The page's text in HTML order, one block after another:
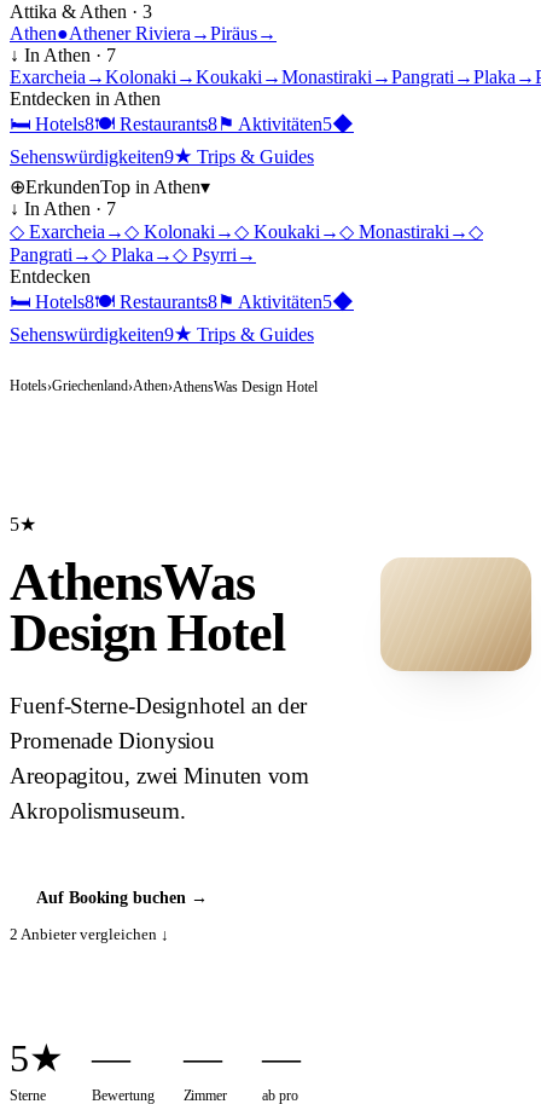
Attika & Athen · 3
Athen●Athener Riviera →Piräus→
↓ In Athen · 7
Exarcheia →Kolonaki →Koukaki →Monastiraki →Pangrati →Plaka →
Entdecken in Athen
🛏 Hotels8🍽 Restaurants8⚑ Aktivitäten5◆
Sehenswürdigkeiten9★ Trips & Guides
⊕ErkundenTop in Athen▾
↓ In Athen · 7
◇ Exarcheia →◇ Kolonaki →◇ Koukaki →◇ Monastiraki →◇
Pangrati →◇ Plaka →◇ Psyrri →
Entdecken
🛏 Hotels8🍽 Restaurants8⚑ Aktivitäten5◆
Sehenswürdigkeiten9★ Trips & Guides
Hotels›Griechenland›Athen›AthensWas Design Hotel
5★
AthensWas
Design Hotel
Fuenf-Sterne-Designhotel an der
Promenade Dionysiou
Areopagitou, zwei Minuten vom
Akropolismuseum.
Auf Booking buchen→
2 Anbieter vergleichen ↓
5★
Sterne
—
Bewertung
—
Zimmer
—
ab pro